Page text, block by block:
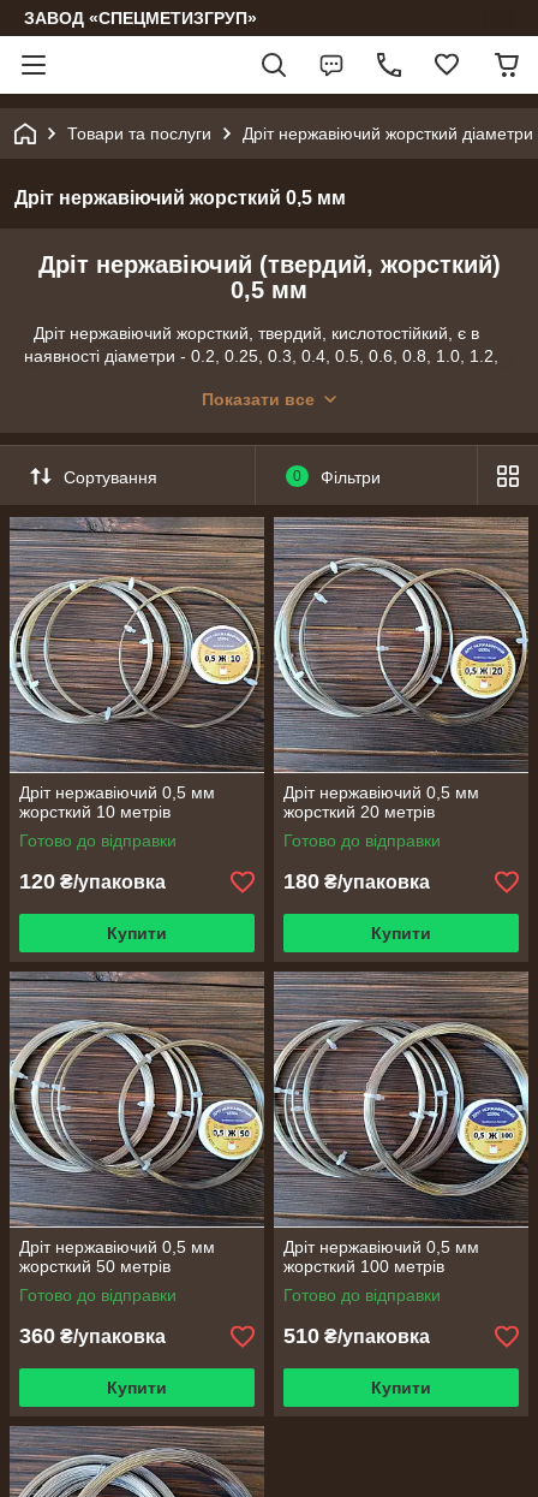
ЗАВОД «СПЕЦМЕТИЗГРУП»
Товари та послуги Дріт нержавіючий жорсткий
Дріт нержавіючий жорсткий 0,5 мм
Дріт нержавіючий (твердий, жорсткий)
0,5 мм
Дріт нержавіючий жорсткий, твердий, кислотостійкий, є в
наявності діаметри - 0.2, 0.25, 0.3, 0.4, 0.5, 0.6, 0.8, 1.0, 1.2,
Дріт має хромовий (сріблястий) колір, з часом не тьмяніє і не
Оптовим покупцям: можна завантажити гуртовий бланк
замовлення, заповнити його та надіслати на email:
Виберіть необхідний діаметр натиснувши на
нього !!!
0,2 мм 0,25 мм 0,3 мм 0,4 мм
0,5
мм
0,6 мм 0,8 мм 1,0 мм
1,2 мм
1,6 мм
2,0 мм 3,0 мм 4,0 мм
Показати все
Сортування 0 Фільтри
Дріт нержавіючий 0,5 мм
жорсткий 10 метрів
Готово до відправки
120 ₴/упаковка
Купити
Дріт нержавіючий 0,5 мм
жорсткий 20 метрів
Готово до відправки
180 ₴/упаковка
Купити
Дріт нержавіючий 0,5 мм
жорсткий 50 метрів
Готово до відправки
360 ₴/упаковка
Купити
Дріт нержавіючий 0,5 мм
жорсткий 100 метрів
Готово до відправки
510 ₴/упаковка
Купити